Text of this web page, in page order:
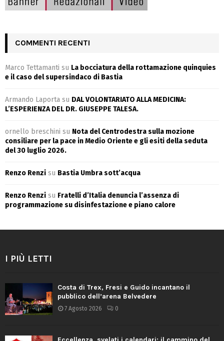
COMMENTI RECENTI
Marco Tettamanti su La bocciatura della rottamazione quinquies
e il caso del supersindaco di Bastia
Armando Laporta su DAL VOLONTARIATO ALLA MEDICINA:
L’ESPERIENZA DEL DR. GIUSEPPE TALESA.
ornello breschini su Nota del Centrodestra sulla mozione
consiliare per la pace in Medio Oriente e gli esiti della seduta
del 30 luglio 2026.
Renzo Renzi su Bastia Umbra sott’acqua
Renzo Renzi su Fratelli d’Italia denuncia l’assenza di
programmazione su disinfestazione e piano calore
I PIÙ LETTI
Costa di Trex, Fresi e Guido incantano il
pubblico dell’arena Belvedere
7 Agosto 2026 0